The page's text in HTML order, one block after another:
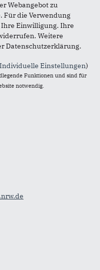
Netzpolitik
im Kreis Soest
Ministerium für Kultur
Kreis Soest gezielt
Webangebot zu
Für die Verwendung
Einwilligung. Ihre
Weitere
Datenschutzerklärung.
Individuelle Einstellungen)
Funktionen und sind für
notwendig.